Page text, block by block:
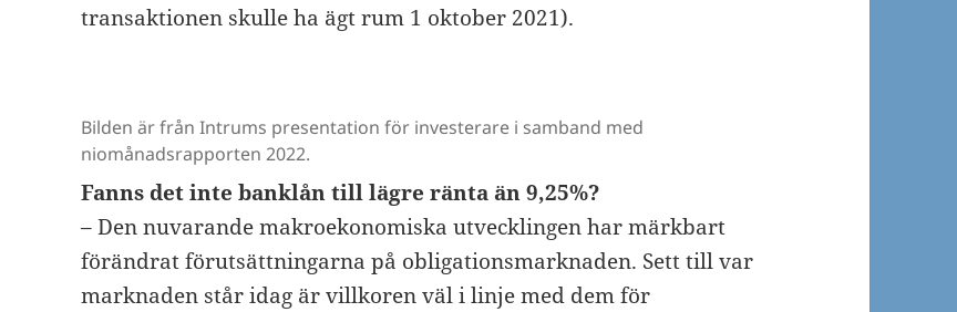
transaktionen skulle ha ägt rum 1 oktober 2021).
Bilden är från Intrums presentation för investerare i samband med
niomånadsrapporten 2022.
Fanns det inte banklån till lägre ränta än 9,25%?
– Den nuvarande makroekonomiska utvecklingen har märkbart
förändrat förutsättningarna på obligationsmarknaden. Sett till var
marknaden står idag är villkoren väl i linje med dem för